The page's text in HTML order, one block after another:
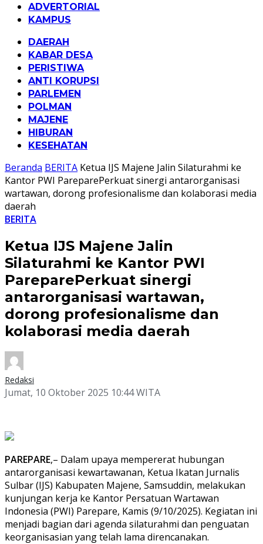
ADVERTORIAL
KAMPUS
DAERAH
KABAR DESA
PERISTIWA
ANTI KORUPSI
PARLEMEN
POLMAN
MAJENE
HIBURAN
KESEHATAN
Beranda BERITA Ketua IJS Majene Jalin Silaturahmi ke
Kantor PWI PareparePerkuat sinergi antarorganisasi
wartawan, dorong profesionalisme dan kolaborasi media
daerah
BERITA
Ketua IJS Majene Jalin
Silaturahmi ke Kantor PWI
PareparePerkuat sinergi
antarorganisasi wartawan,
dorong profesionalisme dan
kolaborasi media daerah
Redaksi
Jumat, 10 Oktober 2025 10:44 WITA
PAREPARE,– Dalam upaya mempererat hubungan
antarorganisasi kewartawanan, Ketua Ikatan Jurnalis
Sulbar (IJS) Kabupaten Majene, Samsuddin, melakukan
kunjungan kerja ke Kantor Persatuan Wartawan
Indonesia (PWI) Parepare, Kamis (9/10/2025). Kegiatan ini
menjadi bagian dari agenda silaturahmi dan penguatan
keorganisasian yang telah lama direncanakan.